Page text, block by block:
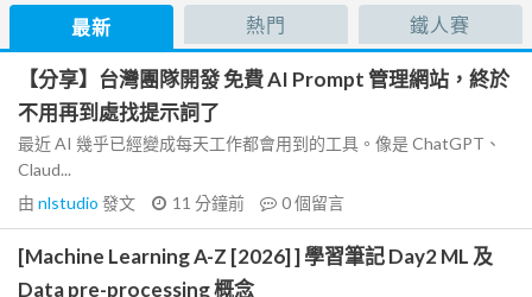
最新 熱門 鐵人賽
【分享】台灣團隊開發 免費 AI Prompt 管理網站，終於
不用再到處找提示詞了
最近 AI 幾乎已經變成每天工作都會用到的工具。像是 ChatGPT、
Claud...
由 nlstudio 發文 11 分鐘前 0個留言
[Machine Learning A-Z [2026] ] 學習筆記 Day2 ML 及
Data pre-processing 概念